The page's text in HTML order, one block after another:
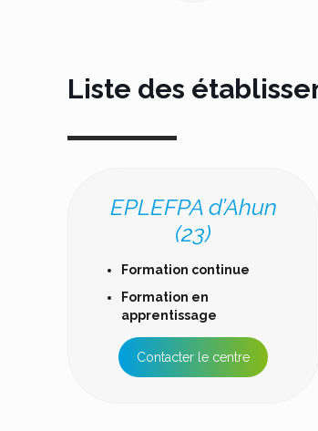
Liste des
EPLEFPA d’Ahun
(23)
Formation continue
Formation en
apprentissage
Contacter le centre